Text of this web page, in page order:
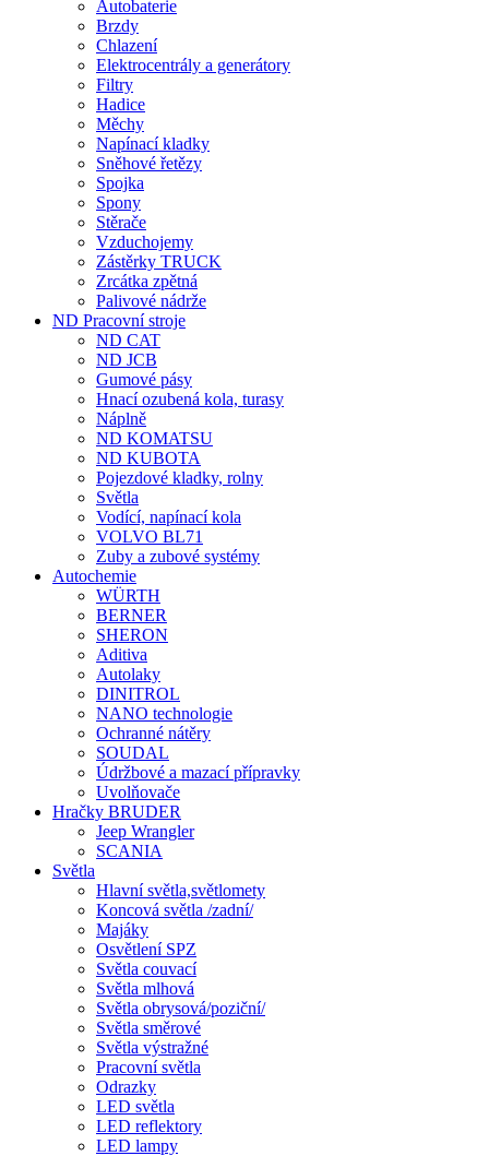
Autobaterie
Brzdy
Chlazení
Elektrocentrály a generátory
Filtry
Hadice
Měchy
Napínací kladky
Sněhové řetězy
Spojka
Spony
Stěrače
Vzduchojemy
Zástěrky TRUCK
Zrcátka zpětná
Palivové nádrže
ND Pracovní stroje
ND CAT
ND JCB
Gumové pásy
Hnací ozubená kola, turasy
Náplně
ND KOMATSU
ND KUBOTA
Pojezdové kladky, rolny
Světla
Vodící, napínací kola
VOLVO BL71
Zuby a zubové systémy
Autochemie
WÜRTH
BERNER
SHERON
Aditiva
Autolaky
DINITROL
NANO technologie
Ochranné nátěry
SOUDAL
Údržbové a mazací přípravky
Uvolňovače
Hračky BRUDER
Jeep Wrangler
SCANIA
Světla
Hlavní světla,světlomety
Koncová světla /zadní/
Majáky
Osvětlení SPZ
Světla couvací
Světla mlhová
Světla obrysová/poziční/
Světla směrové
Světla výstražné
Pracovní světla
Odrazky
LED světla
LED reflektory
LED lampy